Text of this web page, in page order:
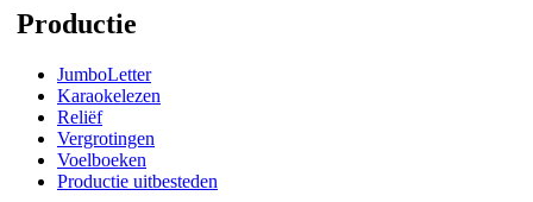
Productie
JumboLetter
Karaokelezen
Reliëf
Vergrotingen
Voelboeken
Productie uitbesteden